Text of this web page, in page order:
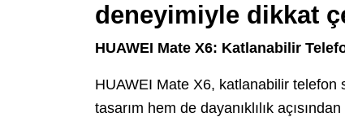
deneyimiyle dikkat
HUAWEI Mate X6: Katlanabilir
HUAWEI Mate X6, katlanabilir
tasarım hem de dayanıklılık